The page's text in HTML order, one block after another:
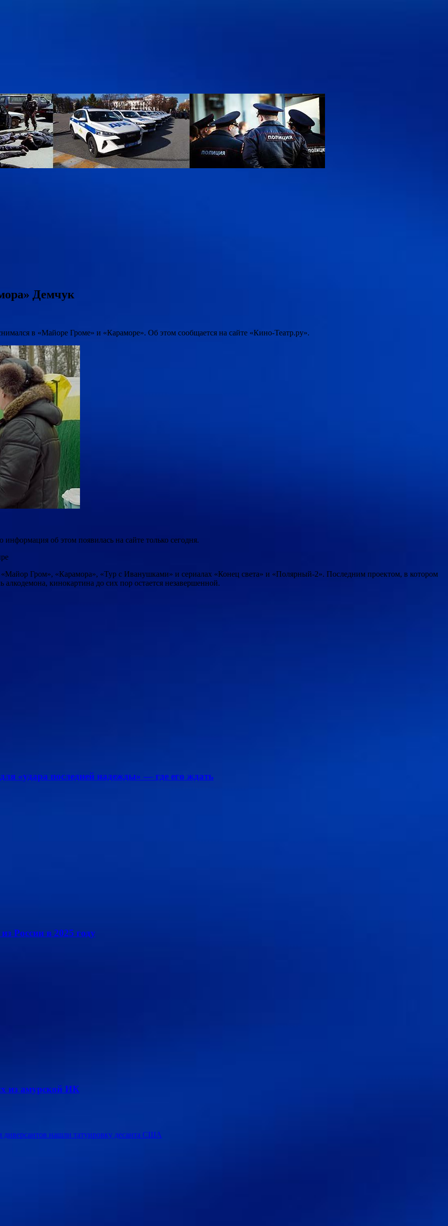
Демчук
в «Майоре Громе» и «Караморе». Об этом сообщается на сайте «Кино-Театр.ру».
об этом появилась на сайте только сегодня.
Гром», «Карамора», «Тур с Иванушками» и сериалах «Конец света» и «Полярный-2». Последним проектом, в котором
кинокартина до сих пор остается незавершенной.
«удара последней надежды» — где его ждать
России в 2025 году
из амурской ИК
нашли татуировку десанта США